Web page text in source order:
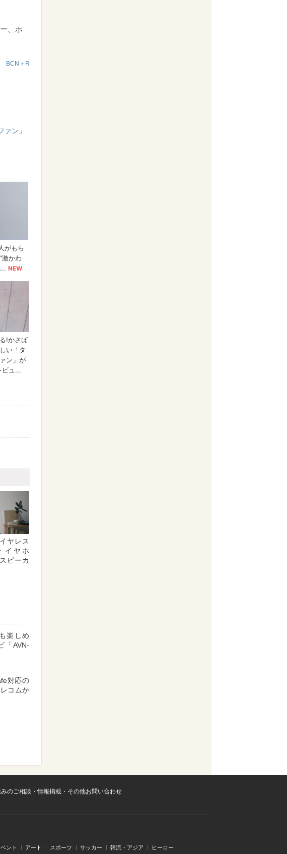
、ホ
BCN＋R
ン」
ヤレス
イヤホ
ピーカ
楽しめ
「AVN-
対応の
コムか
のご相談・情報掲載・その他お問い合わせ
ント アート スポーツ サッカー 韓流・アジア ヒーロー